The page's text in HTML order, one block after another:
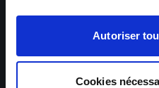
Autoriser
Cookies
Our agenciesOur